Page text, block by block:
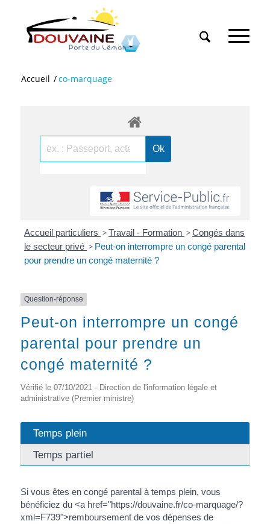
Accueil /co-marquage
Accueil particuliers >Travail - Formation >Congés dans
le secteur privé > Peut-on interrompre un congé parental
pour prendre un congé maternité ?
Question-réponse
Peut-on interrompre un congé
parental pour prendre un
congé maternité ?
Vérifié le 07/10/2021 - Direction de l'information légale et
administrative (Premier ministre)
Temps plein
Temps partiel
Si vous êtes en congé parental à temps plein, vous
bénéficiez du <a href="https://douvaine.fr/co-marquage/?
xml=F739">remboursement de vos dépenses de